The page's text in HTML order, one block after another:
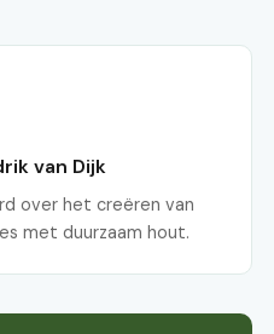
van Dijk
over het creëren van
met duurzaam hout.